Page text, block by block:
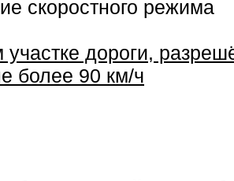
скоростного режима
дороги,
более 90 км/ч